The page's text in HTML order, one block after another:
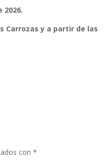
2026.
Carrozas y a partir de las
con*